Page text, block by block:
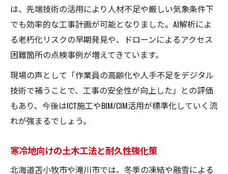
は、先端技術の活用により人材不足や厳しい気象条件下
でも効率的な工事計画が可能となりました。AI解析によ
る老朽化リスクの早期発見や、ドローンによるアクセス
困難箇所の点検事例が増えてきています。
現場の声として「作業員の高齢化や人手不足をデジタル
技術で補うことで、工事の安全性が向上した」との評価
もあり、今後はICT施工やBIM/CIM活用が標準化していく流
れが強まるでしょう。
寒冷地向けの土木工法と耐久性強化策
北海道苫小牧市や滝川市では、冬季の凍結や融雪による